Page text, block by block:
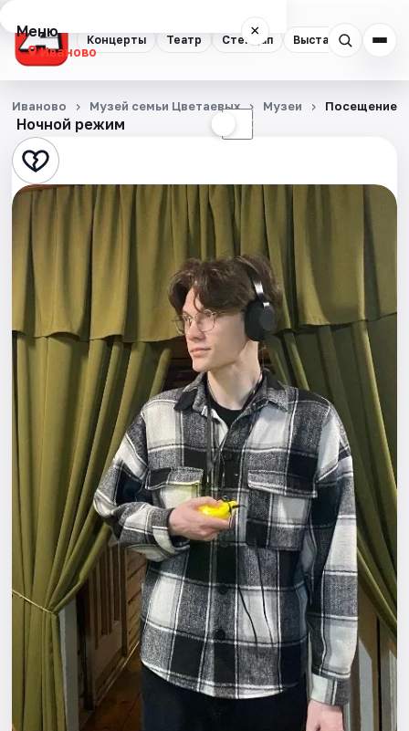
Концерты Театр Стендап Выставки Спорт
Меню ×
Иваново
Концерты
Театр
Стендап
Выставки
Спорт
Города
Площадки
Артисты
Рейтинги
Ночной режим ☾
Иваново Музей семьи Цветаевых Музеи Посещение